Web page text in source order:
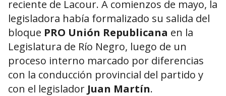
reciente de Lacour. A comienzos de mayo, la
legisladora había formalizado su salida del
bloque PRO Unión Republicana en la
Legislatura de Río Negro, luego de un
proceso interno marcado por diferencias
con la conducción provincial del partido y
con el legislador Juan Martín.